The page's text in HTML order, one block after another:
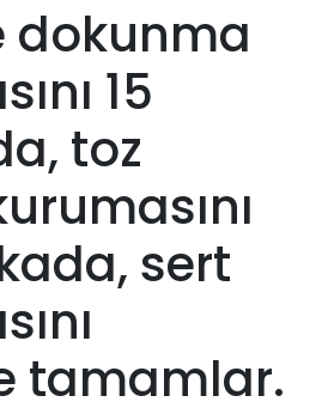
dokunma
15
toz
sert
tamamlar.